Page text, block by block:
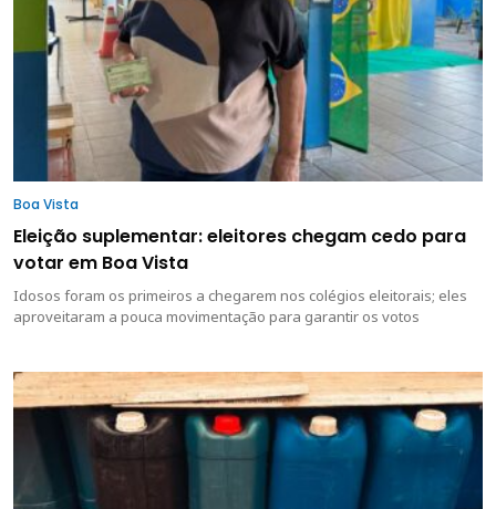
Boa Vista
Eleição suplementar: eleitores chegam cedo para
votar em Boa Vista
Idosos foram os primeiros a chegarem nos colégios eleitorais; eles
aproveitaram a pouca movimentação para garantir os votos